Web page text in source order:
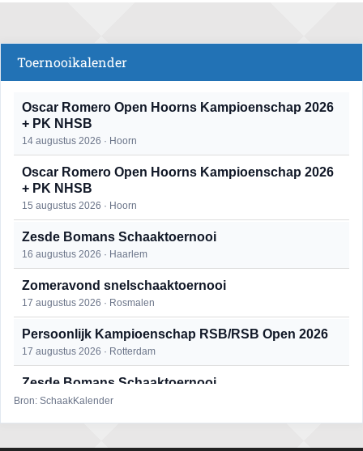
Toernooikalender
Oscar Romero Open Hoorns Kampioenschap 2026
+ PK NHSB
14 augustus 2026 · Hoorn
Oscar Romero Open Hoorns Kampioenschap 2026
+ PK NHSB
15 augustus 2026 · Hoorn
Zesde Bomans Schaaktoernooi
16 augustus 2026 · Haarlem
Zomeravond snelschaaktoernooi
17 augustus 2026 · Rosmalen
Persoonlijk Kampioenschap RSB/RSB Open 2026
17 augustus 2026 · Rotterdam
Zesde Bomans Schaaktoernooi
17 augustus 2026 · Haarlem
18 augustus 2026 · Rosmalen
Bron: SchaakKalender